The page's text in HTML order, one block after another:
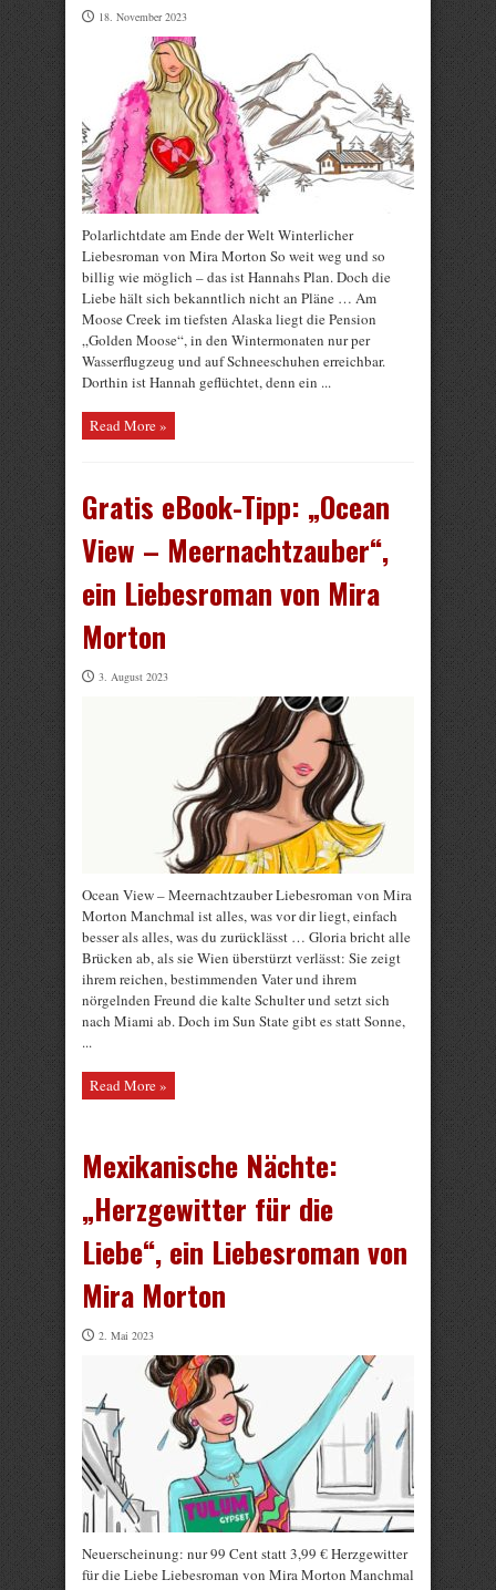
18. November 2023
Polarlichtdate am Ende der Welt Winterlicher
Liebesroman von Mira Morton So weit weg und so
billig wie möglich – das ist Hannahs Plan. Doch die
Liebe hält sich bekanntlich nicht an Pläne … Am
Moose Creek im tiefsten Alaska liegt die Pension
„Golden Moose“, in den Wintermonaten nur per
Wasserflugzeug und auf Schneeschuhen erreichbar.
Dorthin ist Hannah geflüchtet, denn ein ...
Read More »
Gratis eBook-Tipp: „Ocean
View – Meernachtzauber“,
ein Liebesroman von Mira
Morton
3. August 2023
Ocean View – Meernachtzauber Liebesroman von Mira
Morton Manchmal ist alles, was vor dir liegt, einfach
besser als alles, was du zurücklässt … Gloria bricht alle
Brücken ab, als sie Wien überstürzt verlässt: Sie zeigt
ihrem reichen, bestimmenden Vater und ihrem
nörgelnden Freund die kalte Schulter und setzt sich
nach Miami ab. Doch im Sun State gibt es statt Sonne,
...
Read More »
Mexikanische Nächte:
„Herzgewitter für die
Liebe“, ein Liebesroman von
Mira Morton
2. Mai 2023
Neuerscheinung: nur 99 Cent statt 3,99 € Herzgewitter
für die Liebe Liebesroman von Mira Morton Manchmal